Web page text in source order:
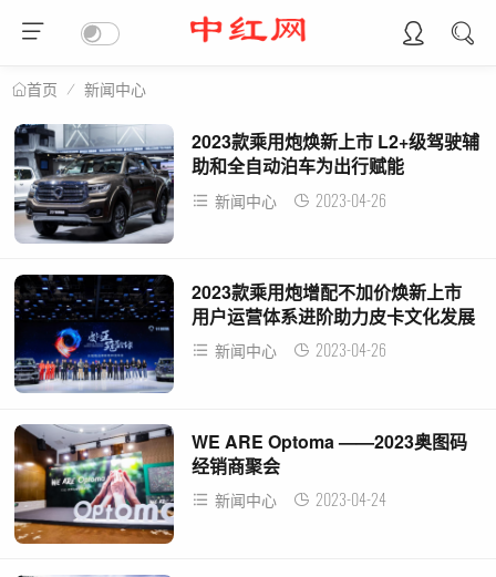
首页 新闻中心
2023款乘用炮焕新上市 L2+级驾驶辅
助和全自动泊车为出行赋能
新闻中心 2023-04-26
2023款乘用炮增配不加价焕新上市
用户运营体系进阶助力皮卡文化发展
新闻中心 2023-04-26
WE ARE Optoma ——2023奥图码
经销商聚会
新闻中心 2023-04-24